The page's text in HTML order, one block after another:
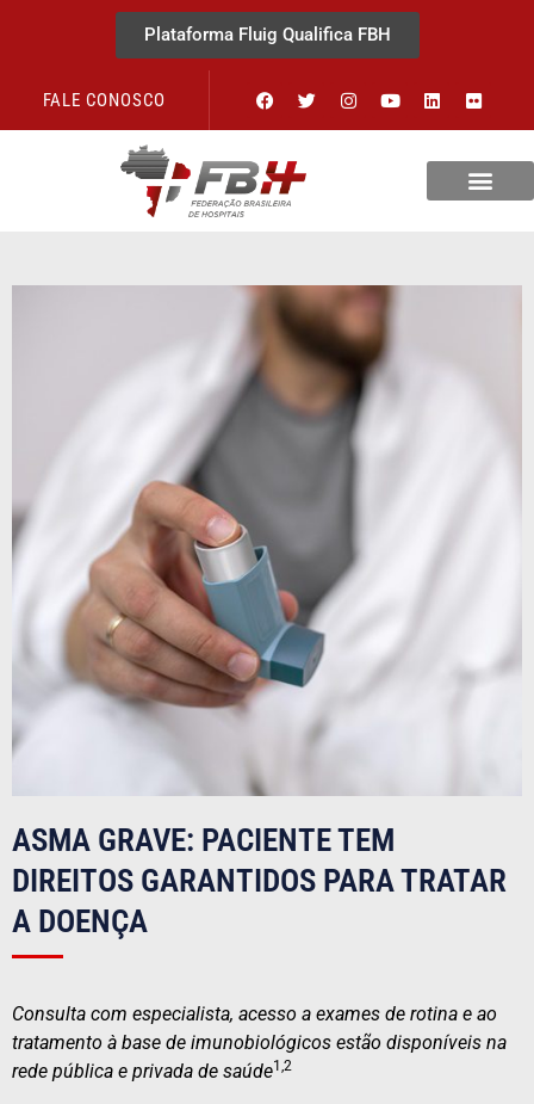
Plataforma Fluig Qualifica FBH
FALE CONOSCO
ASMA GRAVE: PACIENTE TEM
DIREITOS GARANTIDOS PARA TRATAR
A DOENÇA
Consulta com especialista, acesso a exames de rotina e ao
tratamento à base de imunobiológicos estão disponíveis na
rede pública e privada de saúde1,2